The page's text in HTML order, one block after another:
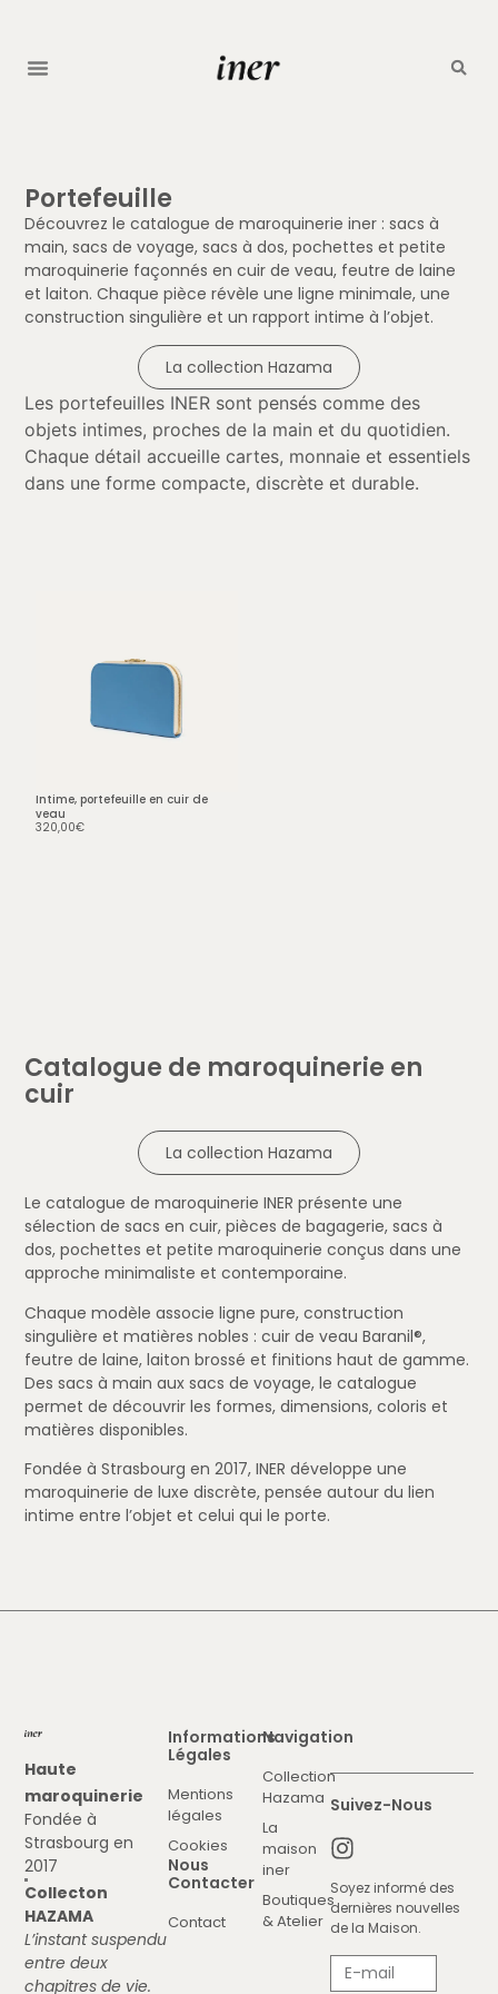
Portefeuille
Découvrez le catalogue de maroquinerie iner : sacs à
main, sacs de voyage, sacs à dos, pochettes et petite
maroquinerie façonnés en cuir de veau, feutre de laine
et laiton. Chaque pièce révèle une ligne minimale, une
construction singulière et un rapport intime à l’objet.
La collection Hazama
Les portefeuilles INER sont pensés comme des
objets intimes, proches de la main et du quotidien.
Chaque détail accueille cartes, monnaie et essentiels
dans une forme compacte, discrète et durable.
Intime, portefeuille en cuir de
veau
320,00€
Catalogue de maroquinerie en
cuir
La collection Hazama
Le catalogue de maroquinerie INER présente une
sélection de sacs en cuir, pièces de bagagerie, sacs à
dos, pochettes et petite maroquinerie conçus dans une
approche minimaliste et contemporaine.
Chaque modèle associe ligne pure, construction
singulière et matières nobles : cuir de veau Baranil®,
feutre de laine, laiton brossé et finitions haut de gamme.
Des sacs à main aux sacs de voyage, le catalogue
permet de découvrir les formes, dimensions, coloris et
matières disponibles.
Fondée à Strasbourg en 2017, INER développe une
maroquinerie de luxe discrète, pensée autour du lien
intime entre l’objet et celui qui le porte.
Informations
Légales
Mentions
légales
Cookies
Nous
Contacter
Contact
Haute
maroquinerie
Fondée à
Strasbourg en
2017
Collecton
HAZAMA
L’instant suspendu
entre deux
chapitres de vie.
Navigation
Collection
Hazama
La
maison
iner
Boutiques
& Atelier
Suivez-Nous
Soyez informé des
dernières nouvelles
de la Maison.